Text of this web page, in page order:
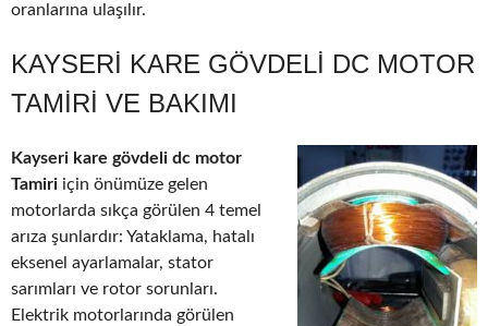
oranlarına ulaşılır.
KAYSERI KARE GÖVDELI DC MOTOR
TAMIRI VE BAKIMI
Kayseri kare gövdeli dc motor
Tamiri için önümüze gelen
motorlarda sıkça görülen 4 temel
arıza şunlardır: Yataklama, hatalı
eksenel ayarlamalar, stator
sarımları ve rotor sorunları.
Elektrik motorlarında görülen